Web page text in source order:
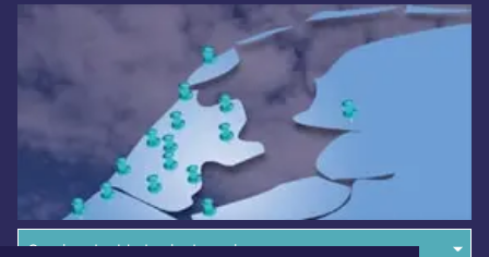
Overige dagbladen in de regio